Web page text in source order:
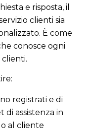
e risposta, il
clienti sia
È come
conosce ogni
registrati e di
di assistenza in
al cliente